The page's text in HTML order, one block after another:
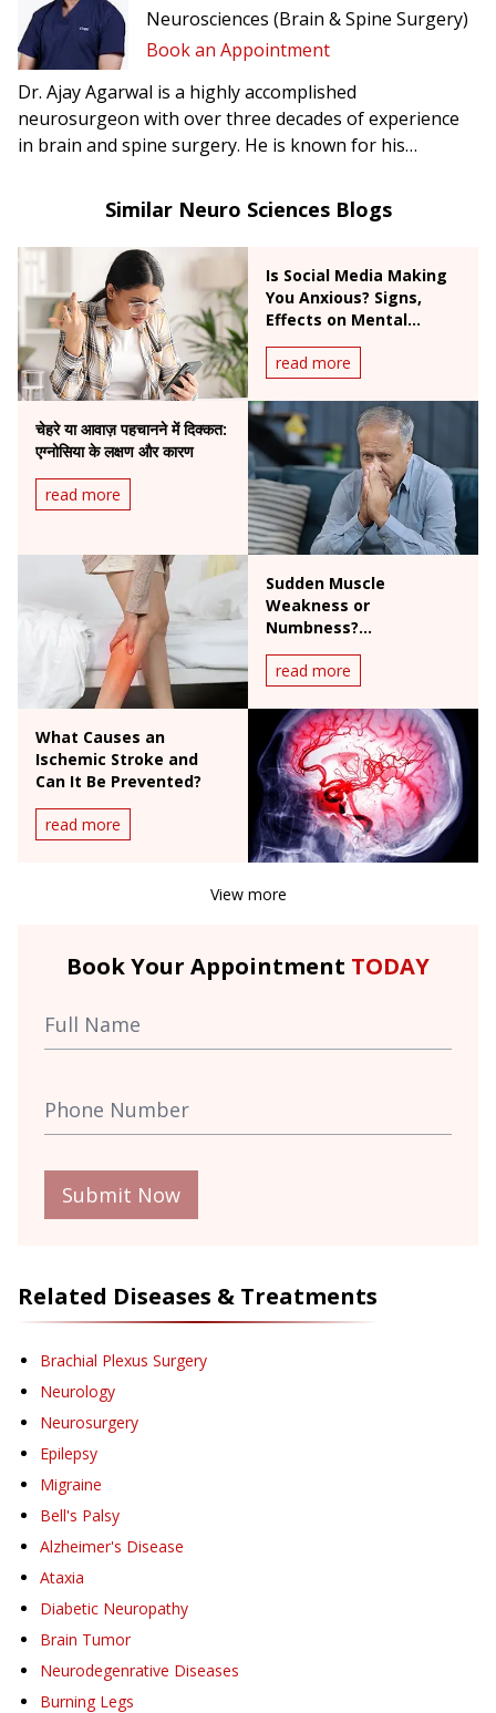
Neurosciences (Brain & Spine Surgery)
Book an Appointment
Dr. Ajay Agarwal is a highly accomplished
neurosurgeon with over three decades of experience
in brain and spine surgery. He is known for his
approach in managing complex neurosurgical
conditions.
Similar Neuro Sciences Blogs
Is Social Media Making
You Anxious? Signs,
Effects on Mental
Health & Expert Tips
read more
चेहरे या आवाज़ पहचानने में दिक्कत:
एग्नोसिया के लक्षण और कारण
read more
Sudden Muscle
Weakness or
Numbness?
Understanding Guillain-
Barré Syndrome
read more
What Causes an
Ischemic Stroke and
Can It Be Prevented?
read more
View more
Book Your Appointment TODAY
Submit Now
Related Diseases & Treatments
Brachial Plexus Surgery
Neurology
Neurosurgery
Epilepsy
Migraine
Bell's Palsy
Alzheimer's Disease
Ataxia
Diabetic Neuropathy
Brain Tumor
Neurodegenrative Diseases
Burning Legs